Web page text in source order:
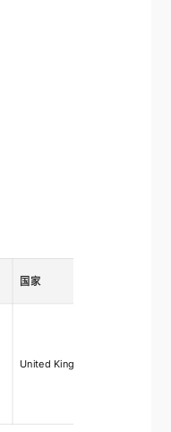
国家
United Kingdom